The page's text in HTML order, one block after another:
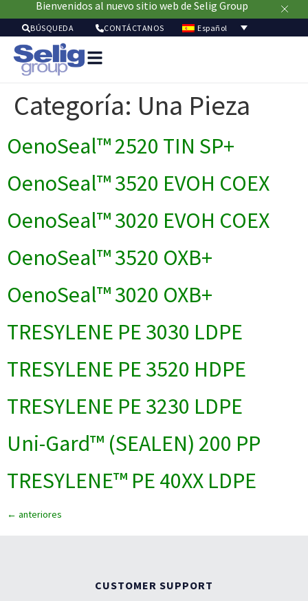
Bienvenidos al nuevo sitio web de Selig Group
BÚSQUEDA CONTÁCTANOS Español
Categoría: Una Pieza
OenoSeal™ 2520 TIN SP+
OenoSeal™ 3520 EVOH COEX
OenoSeal™ 3020 EVOH COEX
OenoSeal™ 3520 OXB+
OenoSeal™ 3020 OXB+
TRESYLENE PE 3030 LDPE
TRESYLENE PE 3520 HDPE
TRESYLENE PE 3230 LDPE
Uni-Gard™ (SEALEN) 200 PP
TRESYLENE™ PE 40XX LDPE
← anteriores
CUSTOMER SUPPORT